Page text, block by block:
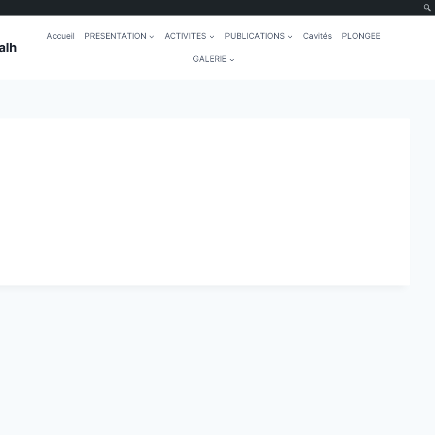
Accueil PRESENTATION ACTIVITES PUBLICATIONS Cavités PLONGEE
GALERIE